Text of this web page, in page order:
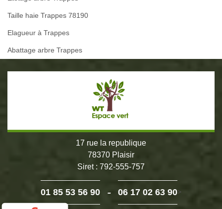
Taille haie Trappes 78190
Elagueur à Trappes
Abattage arbre Trappes
17 rue la republique
78370 Plaisir
Siret : 792-555-757
01 85 53 56 90 - 06 17 02 63 90>